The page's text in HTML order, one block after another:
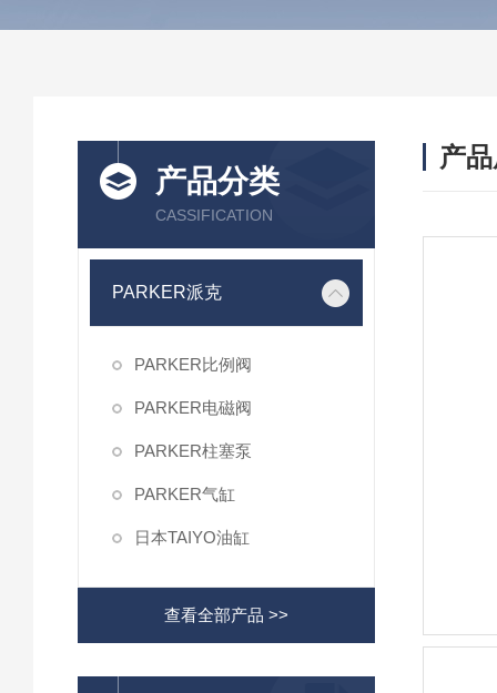
产品分类
CASSIFICATION
PARKER派克
PARKER比例阀
PARKER电磁阀
PARKER柱塞泵
PARKER气缸
日本TAIYO油缸
查看全部产品 >>
产